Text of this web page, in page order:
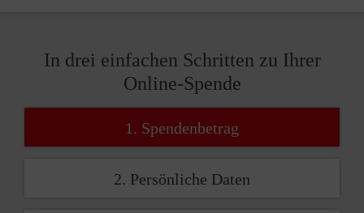
In drei einfachen Schritten zu Ihrer
Online-Spende
1. Spendenbetrag
2. Persönliche Daten